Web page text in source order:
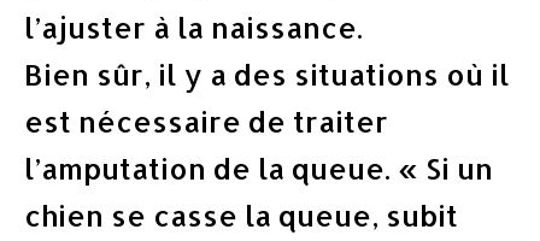
l’ajuster à la naissance.
Bien sûr, il y a des situations où il
est nécessaire de traiter
l’amputation de la queue. « Si un
chien se casse la queue, subit